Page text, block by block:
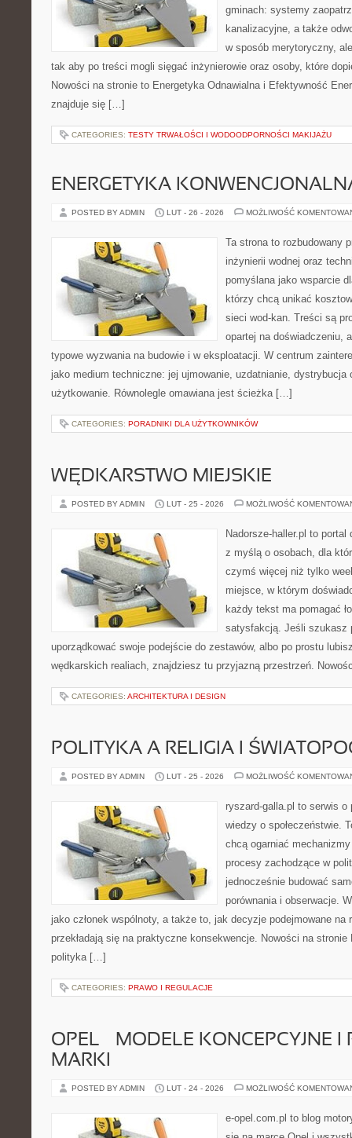
gminach: systemy
kanalizacyjne, a także
w sposób merytoryczny,
tak aby po treści mogli sięgać inżynierowie oraz osoby, które
Nowości na stronie to Energetyka Odnawialna i Efektywność
znajduje się […]
CATEGORIES: TESTY TRWAŁOŚCI I WODOODPORNOŚCI MAKIJAŻU
ENERGETYKA
POSTED BY ADMIN LUT - 26 - 2026 MOŻLIWOŚĆ
Ta strona to rozbudowany
inżynierii wodnej oraz
pomyślana jako wsparcie
którzy chcą unikać
sieci wod-kan. Treści są
opartej na doświadczeniu,
typowe wyzwania na budowie i w eksploatacji. W centrum
jako medium techniczne: jej ujmowanie, uzdatnianie, dystrybucja
użytkowanie. Równolegle omawiana jest ścieżka […]
CATEGORIES: PORADNIKI DLA UŻYTKOWNIKÓW
WĘDKARSTWO MIEJSKIE
POSTED BY ADMIN LUT - 25 - 2026 MOŻLIWOŚĆ
Nadorsze-haller.pl to portal
z myślą o osobach, dla
czymś więcej niż tylko
miejsce, w którym
każdy tekst ma pomagać
satysfakcją. Jeśli szukasz
uporządkować swoje podejście do zestawów, albo po prostu
wędkarskich realiach, znajdziesz tu przyjazną przestrzeń.
CATEGORIES: ARCHITEKTURA I DESIGN
POLITYKA A RELIGIA I
POSTED BY ADMIN LUT - 25 - 2026 MOŻLIWOŚĆ
ryszard-galla.pl to serwis
wiedzy o społeczeństwie.
chcą ogarniać
procesy zachodzące w
jednocześnie budować
porównania i obserwacje.
jako członek wspólnoty, a także to, jak decyzje podejmowane na
przekładają się na praktyczne konsekwencje. Nowości na
polityka […]
CATEGORIES: PRAWO I REGULACJE
OPEL – MODELE KONCEPCYJNE I
MARKI
POSTED BY ADMIN LUT - 24 - 2026 MOŻLIWOŚĆ
e-opel.com.pl to blog